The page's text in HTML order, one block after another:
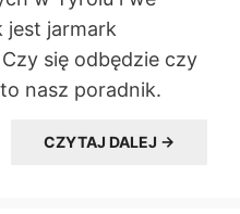
jest jarmark
się odbędzie czy
nasz poradnik.
CZYTAJ DALEJ →